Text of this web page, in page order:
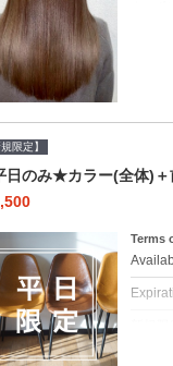
規限定】
のみ★カラー(全体)＋
Terms
新規